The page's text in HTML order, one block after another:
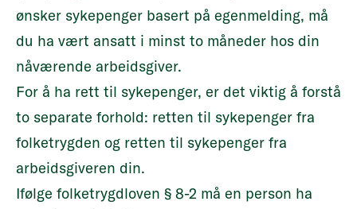
ønsker sykepenger basert på egenmelding, må
du ha vært ansatt i minst to måneder hos din
nåværende arbeidsgiver.
For å ha rett til sykepenger, er det viktig å forstå
to separate forhold: retten til sykepenger fra
folketrygden og retten til sykepenger fra
arbeidsgiveren din.
Ifølge folketrygdloven § 8-2 må en person ha